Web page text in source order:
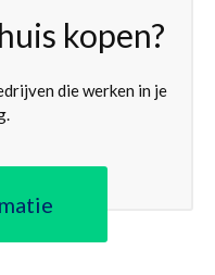
kopen?
die werken in je